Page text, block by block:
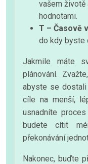
vašem životě
hodnotami.
T – Časově
do kdy byste
Jakmile máte
plánování.
abyste se
cíle na menší,
usnadníte
budete cítit
překonávání
Nakonec, buďte